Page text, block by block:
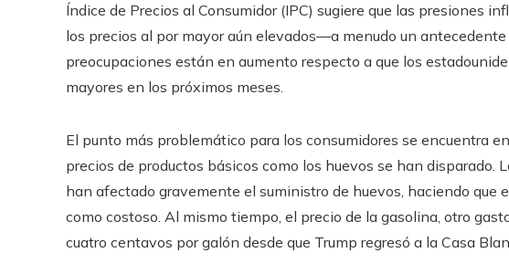
Índice de Precios al Consumidor (IPC) sugiere que las presiones
los precios al por mayor aún elevados—a menudo un
preocupaciones están en aumento respecto a que los
mayores en los próximos meses.
El punto más problemático para los consumidores se encuentra
precios de productos básicos como los huevos se han disparado.
han afectado gravemente el suministro de huevos, haciendo que
como costoso. Al mismo tiempo, el precio de la gasolina, otro
cuatro centavos por galón desde que Trump regresó a la Casa